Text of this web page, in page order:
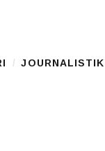
JOURNALISTIK